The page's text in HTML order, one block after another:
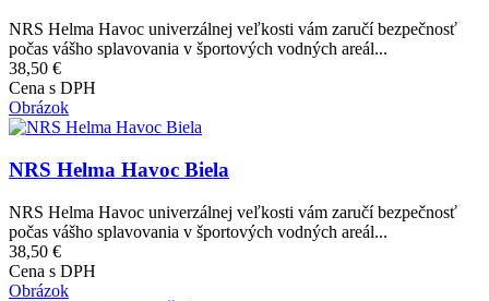
NRS Helma Havoc univerzálnej veľkosti vám zaručí bezpečnosť
počas vášho splavovania v športových vodných areál...
38,50 €
Cena s DPH
Obrázok
NRS Helma Havoc Biela
NRS Helma Havoc univerzálnej veľkosti vám zaručí bezpečnosť
počas vášho splavovania v športových vodných areál...
38,50 €
Cena s DPH
Obrázok